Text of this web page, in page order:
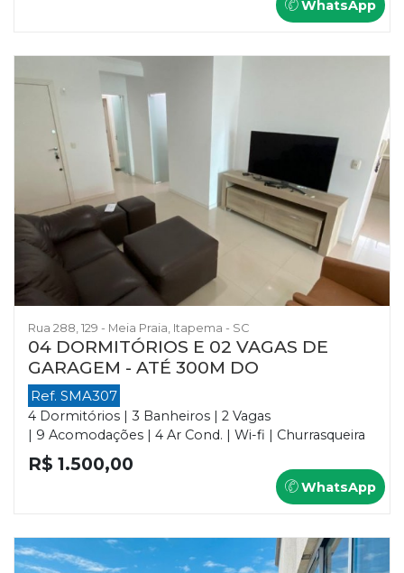
WhatsApp
Rua 288, 129 - Meia Praia, Itapema - SC
04 DORMITÓRIOS E 02 VAGAS DE
GARAGEM - ATÉ 300M DO
Ref. SMA307
4 Dormitórios | 3 Banheiros | 2 Vagas
| 9 Acomodações | 4 Ar Cond. | Wi-fi | Churrasqueira
R$ 1.500,00
WhatsApp